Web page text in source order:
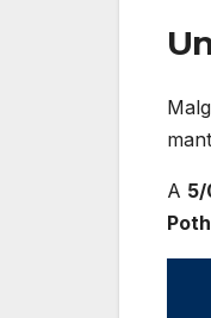
A 5/